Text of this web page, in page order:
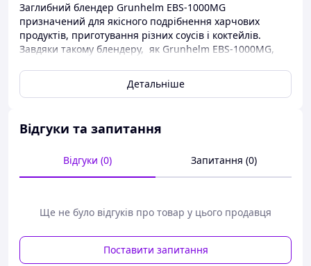
Заглибний блендер Grunhelm EBS-1000MG
призначений для якісного подрібнення харчових
продуктів, приготування різних соусів і коктейлів.
Завдяки такому блендеру, як Grunhelm EBS-1000MG,
якіснішими та принесе одне задоволення.
Заглибний блендер Grunhelm EBS-1000MG має дуже
блендер має знімну металеву ніжку насадку , на якій
встановлені гострі леза з високоякісної неіржавкої
сталі, які чудово виконають будь-яке подрібнення за
короткий час.
Блендер має плавне регулювання швидкості та
приготування великих порцій. Хотіла б зазначити дуже
зручні великі кнопки керування швидкостями та
Детальніше
Відгуки та запитання
Відгуки (0) Запитання (0)
Ще не було відгуків про товар у цього продавця
Поставити запитання